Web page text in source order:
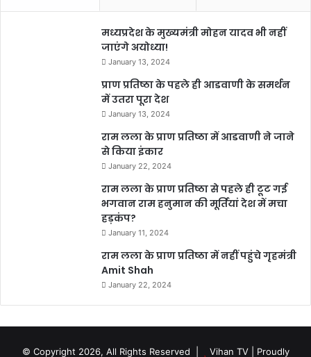
मध्यप्रदेश के मुख्यमंत्री मोहन यादव भी नहीं
जाएंगे अयोध्या!
January 13, 2024
प्राण प्रतिष्ठा के पहले ही आडवाणी के समर्थन
में उतरा पूरा देश
January 13, 2024
राम लला के प्राण प्रतिष्ठा में आडवाणी ने जाने
से किया इंकार
January 22, 2024
राम लला के प्राण प्रतिष्ठा से पहले ही टूट गई
भगवान राम हनुमान की मूर्तियां देश में मचा
हड़कंप?
January 11, 2024
राम लला के प्राण प्रतिष्ठा में नहीं पहुंचे गृहमंत्री
Amit Shah
January 22, 2024
© Copyright 2026, All Rights Reserved | Vihan TV| Proudly